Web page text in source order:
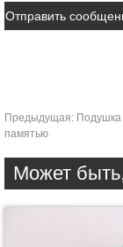
Предыдущая:
памятью
Может